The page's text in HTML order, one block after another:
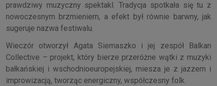
prawdziwy muzyczny spektakl. Tradycja spotkała się tu z
nowoczesnym brzmieniem, a efekt był równie barwny, jak
sugeruje nazwa festiwalu.
Wieczór otworzył Agata Siemaszko i jej zespół Balkan
Collective – projekt, który bierze przeróżne wątki z muzyki
bałkańskiej i wschodnioeuropejskiej, miesza je z jazzem i
improwizacją, tworząc energiczny, współczesny folk.